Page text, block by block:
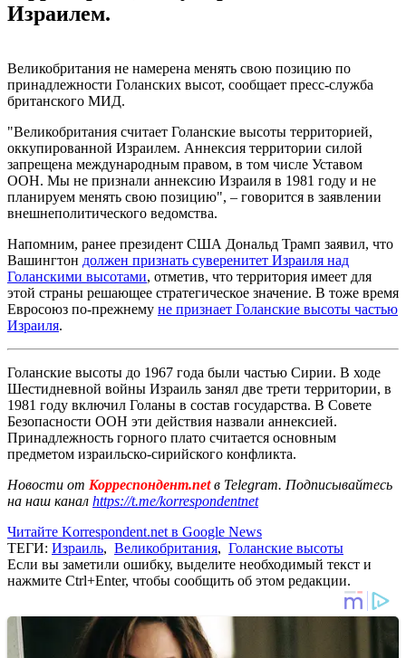
Израилем.
Великобритания не намерена менять свою позицию по
принадлежности Голанских высот, сообщает пресс-служба
британского МИД.
"Великобритания считает Голанские высоты территорией,
оккупированной Израилем. Аннексия территории силой
запрещена международным правом, в том числе Уставом
ООН. Мы не признали аннексию Израиля в 1981 году и не
планируем менять свою позицию", – говорится в заявлении
внешнеполитического ведомства.
Напомним, ранее президент США Дональд Трамп заявил, что
Вашингтон должен признать суверенитет Израиля над
Голанскими высотами, отметив, что территория имеет для
этой страны решающее стратегическое значение. В тоже время
Евросоюз по-прежнему не признает Голанские высоты частью
Израиля.
Голанские высоты до 1967 года были частью Сирии. В ходе
Шестидневной войны Израиль занял две трети территории, в
1981 году включил Голаны в состав государства. В Совете
Безопасности ООН эти действия назвали аннексией.
Принадлежность горного плато считается основным
предметом израильско-сирийского конфликта.
Новости от Корреспондент.netв Telegram. Подписывайтесь
на наш канал https://t.me/korrespondentnet
Читайте Korrespondent.net в Google News
ТЕГИ: Израиль, Великобритания, Голанские высоты
Если вы заметили ошибку, выделите необходимый текст и
нажмите Ctrl+Enter, чтобы сообщить об этом редакции.